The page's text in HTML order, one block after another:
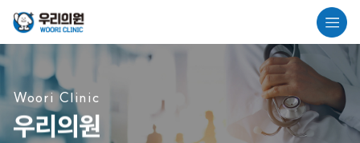
Woori Clinic
우리의원